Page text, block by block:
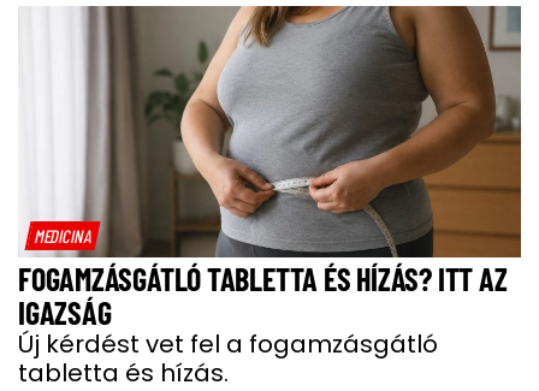
MEDICINA
FOGAMZÁSGÁTLÓ TABLETTA ÉS HÍZÁS? ITT AZ
IGAZSÁG
Új kérdést vet fel a fogamzásgátló
tabletta és hízás.